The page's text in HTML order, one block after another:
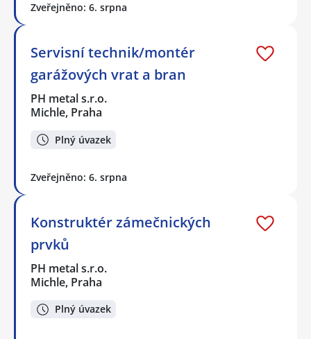
Zveřejněno: 6. srpna
Servisní technik/montér
garážových vrat a bran
PH metal s.r.o.
Michle, Praha
Plný úvazek
Zveřejněno: 6. srpna
Konstruktér zámečnických
prvků
PH metal s.r.o.
Michle, Praha
Plný úvazek